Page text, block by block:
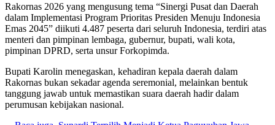
Rakornas 2026 yang mengusung tema “Sinergi Pusat dan Daerah
dalam Implementasi Program Prioritas Presiden Menuju Indonesia
Emas 2045” diikuti 4.487 peserta dari seluruh Indonesia, terdiri atas
menteri dan pimpinan lembaga, gubernur, bupati, wali kota,
pimpinan DPRD, serta unsur Forkopimda.
Bupati Karolin menegaskan, kehadiran kepala daerah dalam
Rakornas bukan sekadar agenda seremonial, melainkan bentuk
tanggung jawab untuk memastikan suara daerah hadir dalam
perumusan kebijakan nasional.